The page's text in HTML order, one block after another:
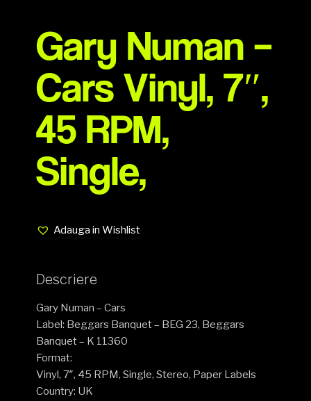
Gary Numan –
Cars Vinyl, 7″,
45 RPM,
Single,
Adauga in Wishlist
Descriere
Gary Numan – Cars
Label: Beggars Banquet – BEG 23, Beggars
Banquet – K 11360
Format:
Vinyl, 7″, 45 RPM, Single, Stereo, Paper Labels
Country: UK